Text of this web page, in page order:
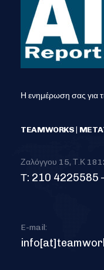
Η ενημέρωση σας για
TEAMWORKS |
Ζαλόγγου 15, Τ.Κ
Τ: 210 4225585
E-mail: